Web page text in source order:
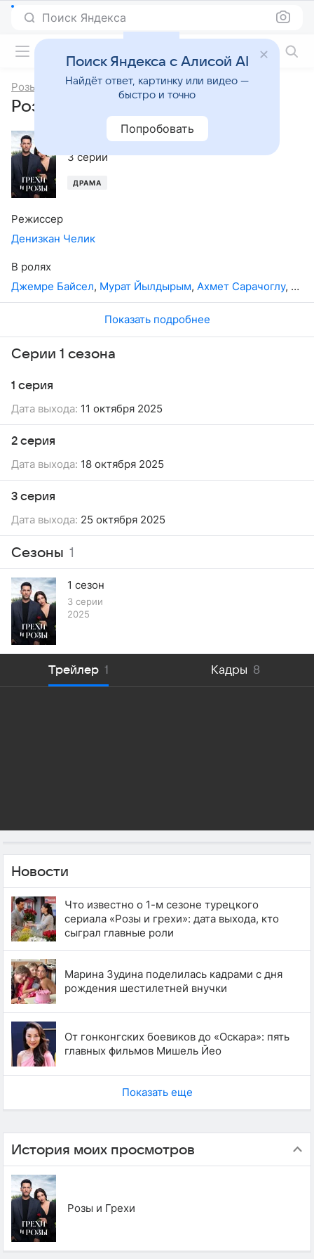
Поиск Яндекса
Розы и Грехи
Розы и Грехи, 1-й сезон
Турция
3 серии
ДРАМА
Режиссер
Денизкан Челик
В ролях
Джемре Байсел, Мурат Йылдырым, Ахмет Сарачоглу,
Показать подробнее
Серии 1 сезона
1 серия
Дата выхода: 11 октября 2025
2 серия
Дата выхода: 18 октября 2025
3 серия
Дата выхода: 25 октября 2025
Сезоны 1
1 сезон
3 серии
2025
Трейлер 1 Кадры 8
Новости
Что известно о 1-м сезоне турецкого
сериала «Розы и грехи»: дата выхода, кто
сыграл главные роли
Марина Зудина поделилась кадрами с дня
рождения шестилетней внучки
От гонконгских боевиков до «Оскара»: пять
главных фильмов Мишель Йео
Показать еще
История моих просмотров
Розы и Грехи
Поиск Яндекса с Алисой AI
Найдёт ответ, картинку или видео —
быстро и точно
Попробовать